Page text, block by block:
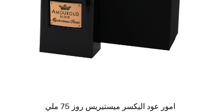
امور عود اليكسر ميستيريس روز 75 ملي